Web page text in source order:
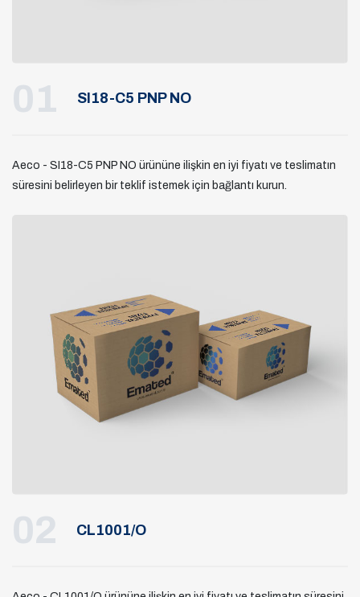
01 SI18-C5 PNP NO
Aeco - SI18-C5 PNP NO ürününe ilişkin en iyi fiyatı ve teslimatın
süresini belirleyen bir teklif istemek için bağlantı kurun.
02 CL1001/O